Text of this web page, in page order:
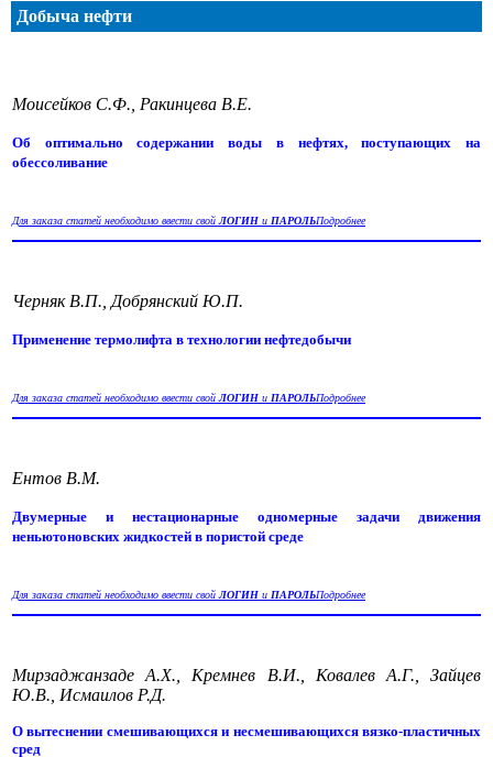
Добыча нефти
Моисейков С.Ф., Ракинцева В.Е.
Об оптимально содержании воды в нефтях, поступающих на
обессоливание
Для заказа статей необходимо ввести свойЛОГИН и ПАРОЛЬПодробнее
Черняк В.П., Добрянский Ю.П.
Применение термолифта в технологии нефтедобычи
Для заказа статей необходимо ввести свойЛОГИН и ПАРОЛЬПодробнее
Ентов В.М.
Двумерные и нестационарные одномерные задачи движения
неньютоновских жидкостей в пористой среде
Для заказа статей необходимо ввести свойЛОГИН и ПАРОЛЬПодробнее
Мирзаджанзаде А.Х., Кремнев В.И., Ковалев А.Г., Зайцев
Ю.В., Исмаилов Р.Д.
О вытеснении смешивающихся и несмешивающихся вязко-пластичных
сред